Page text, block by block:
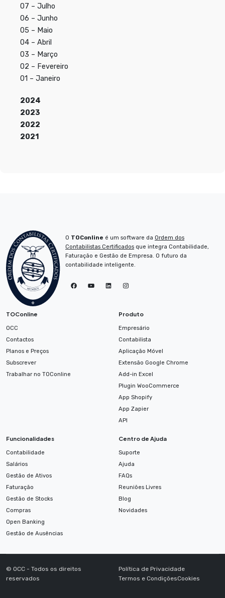
07 – Julho
06 – Junho
05 – Maio
04 – Abril
03 – Março
02 – Fevereiro
01 – Janeiro
2024
2023
2022
2021
O TOConline é um software da Ordem dos
Contabilistas Certificados que integra Contabilidade,
Faturação e Gestão de Empresa. O futuro da
contabilidade inteligente.
TOConline no Facebook
TOConline no YouTube
TOConline no LinkedIn
Instagram
TOConline
OCC
Contactos
Planos e Preços
Subscrever
Trabalhar no TOConline
Produto
Empresário
Contabilista
Aplicação Móvel
Extensão Google Chrome
Add-in Excel
Plugin WooCommerce
App Shopify
App Zapier
API
Funcionalidades
Contabilidade
Salários
Gestão de Ativos
Faturação
Gestão de Stocks
Compras
Open Banking
Gestão de Ausências
Centro de Ajuda
Suporte
Ajuda
FAQs
Reuniões Livres
Blog
Novidades
© OCC - Todos os direitos
reservados
Política de Privacidade
Termos e CondiçõesCookies